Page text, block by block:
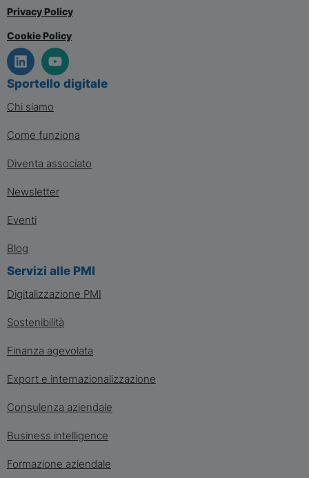
Privacy Policy
Cookie Policy
Sportello digitale
Chi siamo
Come funziona
Diventa associato
Newsletter
Eventi
Blog
Servizi alle PMI
Digitalizzazione PMI
Sostenibilità
Finanza agevolata
Export e internazionalizzazione
Consulenza aziendale
Business intelligence
Formazione aziendale